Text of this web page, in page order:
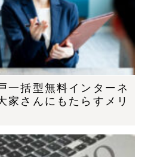
一括型無料インターネ
家さんにもたらすメリ